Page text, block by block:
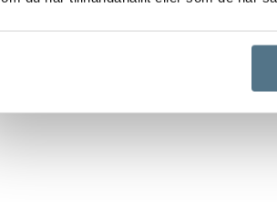
livsmedelsbutik och flera förskolor.
Denna kan numera stoltsera
möjliggöra morgondoppet både